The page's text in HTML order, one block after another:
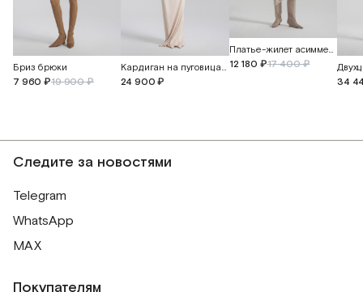
Бриз брюки
7 960 ₽19 900 ₽
Кардиган на пуговицах из кашемира и шелка
24 900 ₽
Платье-жилет асимметричное
12 180 ₽17 400 ₽
34
Следите за новостями
Telegram
WhatsApp
MAX
Покупателям